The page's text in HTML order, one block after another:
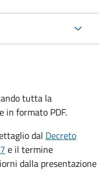
tutta la
in formato PDF.
dal Decreto
e il termine
dalla presentazione